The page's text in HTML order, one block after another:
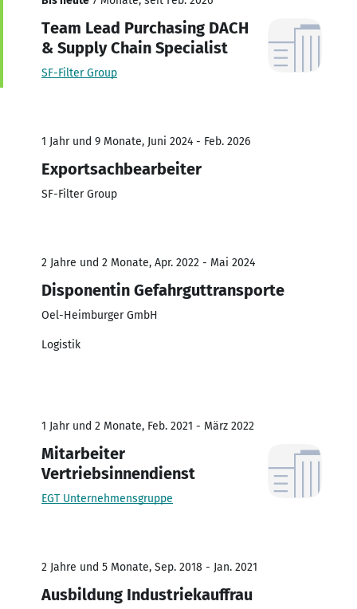
Team Lead Purchasing DACH
& Supply Chain Specialist
SF-Filter Group
1 Jahr und 9 Monate, Juni 2024 - Feb. 2026
Exportsachbearbeiter
SF-Filter Group
2 Jahre und 2 Monate, Apr. 2022 - Mai 2024
Disponentin Gefahrguttransporte
Oel-Heimburger GmbH
Logistik
1 Jahr und 2 Monate, Feb. 2021 - März 2022
Mitarbeiter
Vertriebsinnendienst
EGT Unternehmensgruppe
2 Jahre und 5 Monate, Sep. 2018 - Jan. 2021
Ausbildung Industriekauffrau